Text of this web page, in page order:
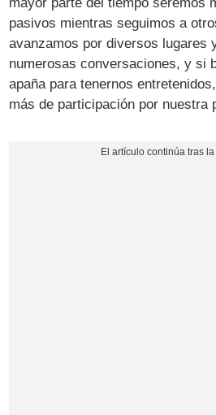
pasivos mientras seguimos a
avanzamos por diversos lugares
numerosas conversaciones, y si
apaña para tenernos
más de participación por nuestra